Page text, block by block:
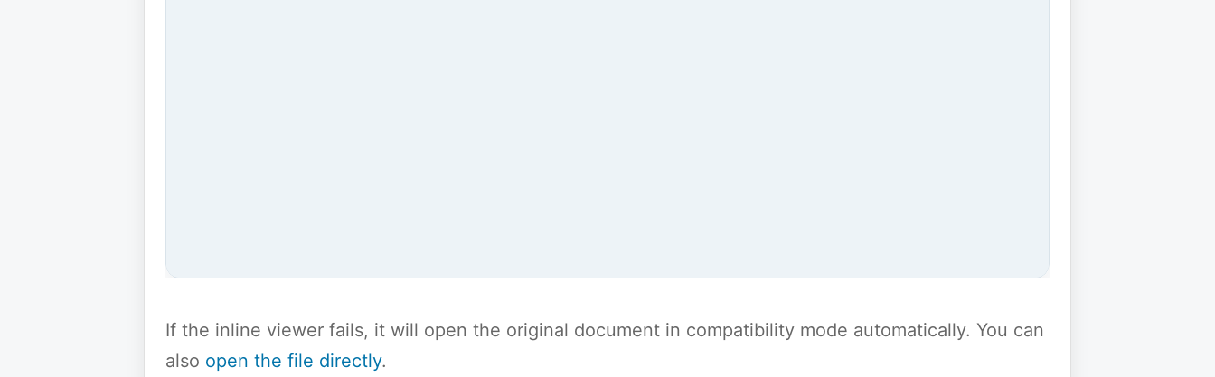
If the inline viewer fails, it will open the original document in compatibility mode automatically. You can
also open the file directly.